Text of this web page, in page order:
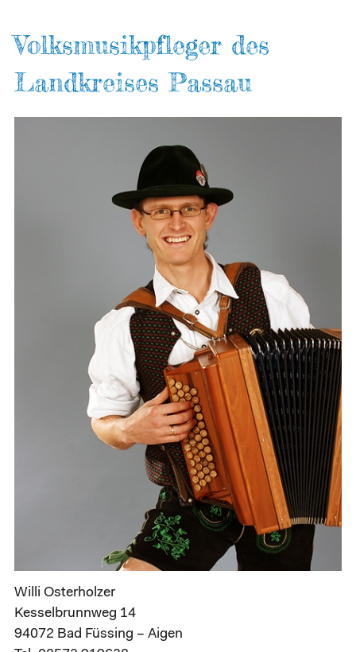
Volksmusikpfleger des
Landkreises Passau
Willi Osterholzer
Kesselbrunnweg 14
94072 Bad Füssing – Aigen